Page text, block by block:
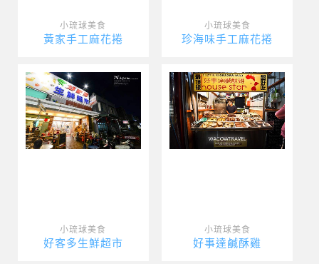
小琉球美食
黃家手工麻花捲
小琉球美食
珍海味手工麻花捲
小琉球美食
好客多生鮮超市
小琉球美食
好事達鹹酥雞